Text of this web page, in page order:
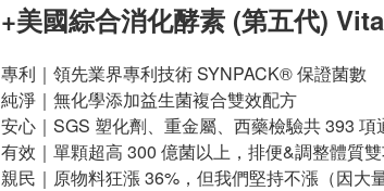
+美國綜合消化酵素 (第五代)
專利｜領先業界專利技術 SYNPACK® 保證菌數
純淨｜無化學添加益生菌複合雙效配方
安心｜SGS 塑化劑、重金屬、西藥檢驗共 393 項
有效｜單顆超高 300 億菌以上，排便&調整體質
親民｜原物料狂漲 36%，但我們堅持不漲（因大